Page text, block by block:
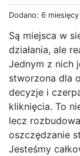
Dodano: 6
Są miejsca w
działania, ale
Jednym z nich
stworzona dla
decyzje i
kliknięcia. To
lecz
oszczędzanie
Jesteśmy